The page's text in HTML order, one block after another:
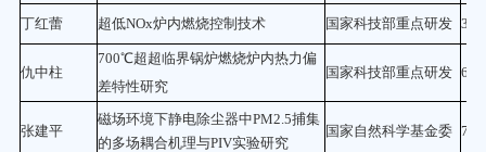
丁红蕾 超低NOx炉内燃烧控制技术 国家科技部重点研发 30
仇中柱
700℃超超临界锅炉燃烧炉内热力偏
差特性研究
国家科技部重点研发 60
张建平
磁场环境下静电除尘器中PM2.5捕集
的多场耦合机理与PIV实验研究
国家自然科学基金委 78.2